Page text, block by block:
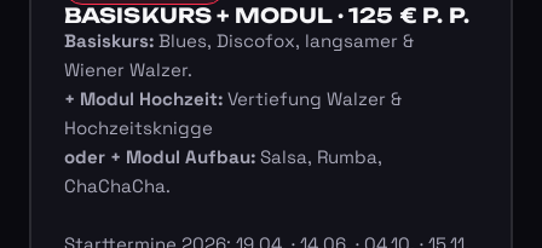
BASISKURS + MODUL · 125 € P. P.
Basiskurs:Blues, Discofox, langsamer &
Wiener Walzer.
+ Modul Hochzeit:Vertiefung Walzer &
Hochzeitsknigge
oder + Modul Aufbau:Salsa, Rumba,
ChaChaCha.
Starttermine 2026: 19.04. · 14.06. · 04.10. · 15.11.